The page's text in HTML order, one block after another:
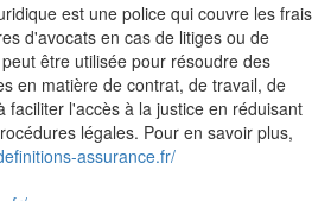
est une police qui couvre les frais
d'avocats en cas de litiges ou de
être utilisée pour résoudre des
en matière de contrat, de travail, de
faciliter l'accès à la justice en réduisant
légales. Pour en savoir plus,
assurance.fr/